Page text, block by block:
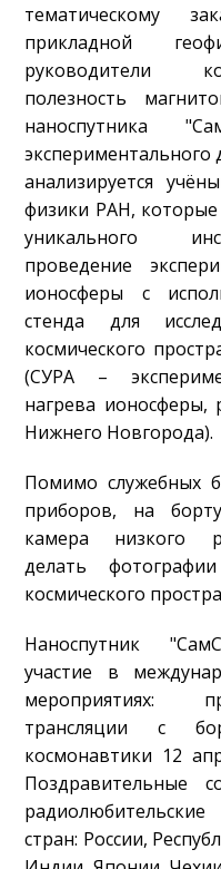
тематическому
прикладной
руководители
полезность
наноспутника
анализируется
физики РАН, которые
уникального
проведение
ионосферы с
стенда для
космического
(СУРА –
нагрева ионосферы,
Нижнего Новгорода).
Помимо служебных
приборов, на борту
камера низкого
делать
космического
Наноспутник
участие в
мероприятиях:
трансляции с
космонавтики 12
Поздравительные
стран: России,